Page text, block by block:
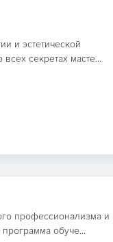
и эстетической
секретах масте...
профессионализма и
обуче...